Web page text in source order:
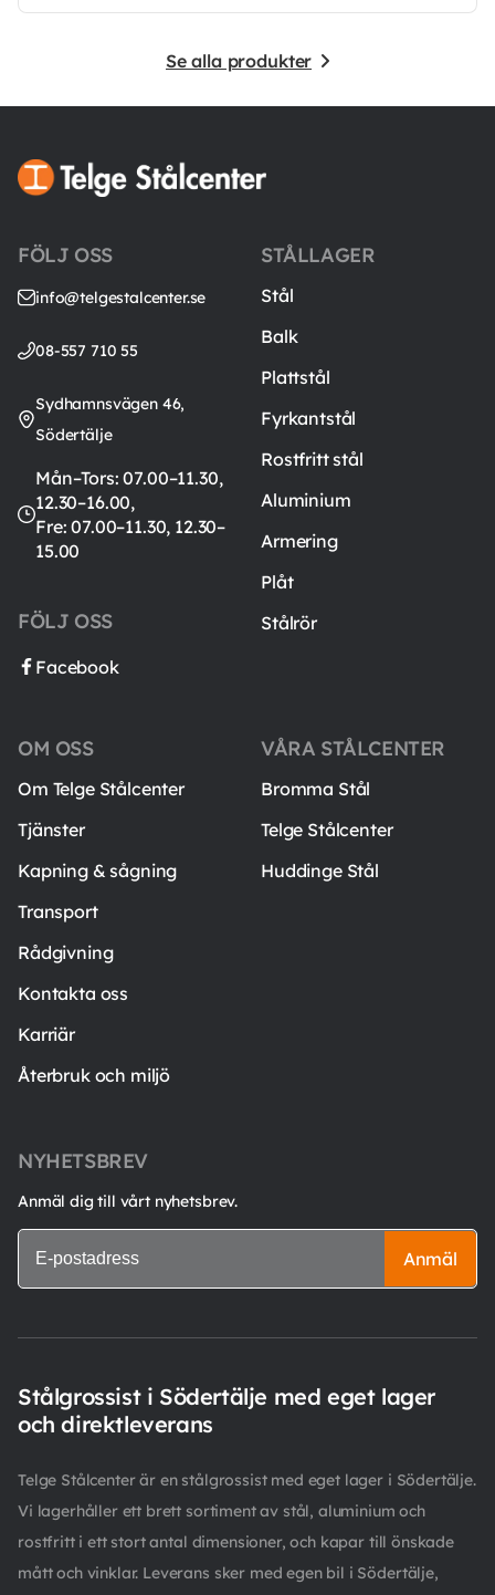
Se alla produkter
FÖLJ OSS
info@telgestalcenter.se
08-557 710 55
Sydhamnsvägen 46,
Södertälje
Mån–Tors: 07.00–11.30,
12.30–16.00,
Fre: 07.00–11.30, 12.30–
15.00
FÖLJ OSS
Facebook
STÅLLAGER
Stål
Balk
Plattstål
Fyrkantstål
Rostfritt stål
Aluminium
Armering
Plåt
Stålrör
VÅRA STÅLCENTER
Bromma Stål
Telge Stålcenter
Huddinge Stål
OM OSS
Om Telge Stålcenter
Tjänster
Kapning & sågning
Transport
Rådgivning
Kontakta oss
Karriär
Återbruk och miljö
NYHETSBREV
Anmäl dig till vårt nyhetsbrev.
Anmäl
Stålgrossist i Södertälje med eget lager
och direktleverans
Telge Stålcenter är en stålgrossist med eget lager i Södertälje.
Vi lagerhåller ett brett sortiment av stål, aluminium och
rostfritt i ett stort antal dimensioner, och kapar till önskade
mått och vinklar. Leverans sker med egen bil i Södertälje,